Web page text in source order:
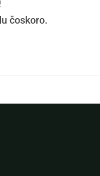
čoskoro.